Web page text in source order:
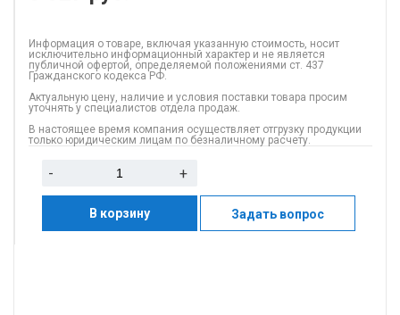
Информация о товаре, включая указанную стоимость, носит
исключительно информационный характер и не является
публичной офертой, определяемой положениями ст. 437
Гражданского кодекса РФ.
Актуальную цену, наличие и условия поставки товара просим
уточнять у специалистов отдела продаж.
В настоящее время компания осуществляет отгрузку продукции
только юридическим лицам по безналичному расчету.
- +
В корзину Задать вопрос